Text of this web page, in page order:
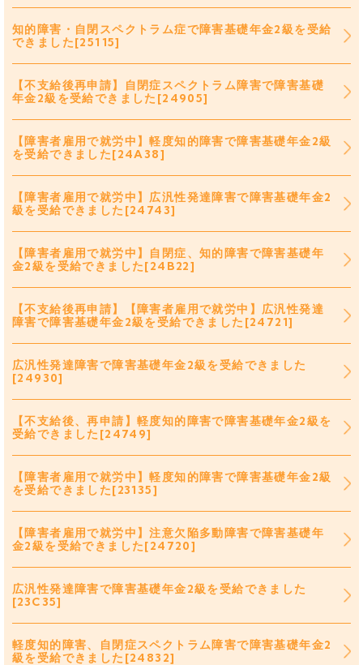
知的障害・自閉スペクトラム症で障害基礎年金2級を受給
できました[25115]
【不支給後再申請】自閉症スペクトラム障害で障害基礎
年金2級を受給できました[24905]
【障害者雇用で就労中】軽度知的障害で障害基礎年金2級
を受給できました[24A38]
【障害者雇用で就労中】広汎性発達障害で障害基礎年金2
級を受給できました[24743]
【障害者雇用で就労中】自閉症、知的障害で障害基礎年
金2級を受給できました[24B22]
【不支給後再申請】【障害者雇用で就労中】広汎性発達
障害で障害基礎年金2級を受給できました[24721]
広汎性発達障害で障害基礎年金2級を受給できました
[24930]
【不支給後、再申請】軽度知的障害で障害基礎年金2級を
受給できました[24749]
【障害者雇用で就労中】軽度知的障害で障害基礎年金2級
を受給できました[23135]
【障害者雇用で就労中】注意欠陥多動障害で障害基礎年
金2級を受給できました[24720]
広汎性発達障害で障害基礎年金2級を受給できました
[23C35]
軽度知的障害、自閉症スペクトラム障害で障害基礎年金2
級を受給できました[24832]